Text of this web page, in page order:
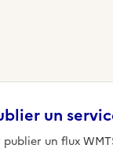
un
un flux